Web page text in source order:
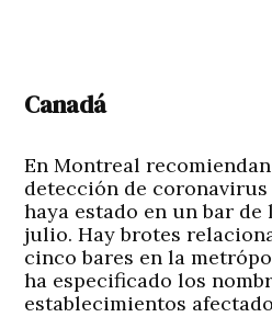
Canadá
En Montreal
detección de coronavirus
haya estado en un bar de
julio. Hay brotes
cinco bares en la
ha especificado los
establecimientos